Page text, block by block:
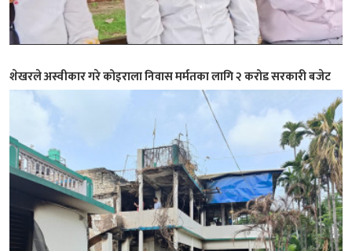
शेखरले अस्वीकार गरे कोइराला निवास मर्मतका लागि २ करोड सरकारी बजेट